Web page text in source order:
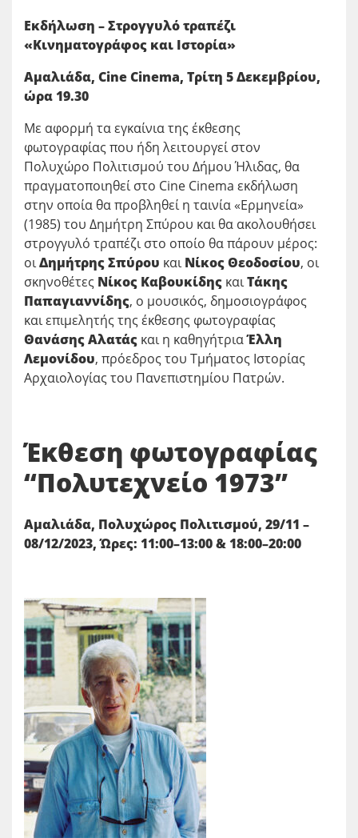
Εκδήλωση – Στρογγυλό τραπέζι
«Κινηματογράφος και Ιστορία»
Αμαλιάδα, CineCinema, Τρίτη 5 Δεκεμβρίου,
ώρα 19.30
Με αφορμή τα εγκαίνια της έκθεσης
φωτογραφίας που ήδη λειτουργεί στον
Πολυχώρο Πολιτισμού του Δήμου Ήλιδας, θα
πραγματοποιηθεί στο Cine Cinema εκδήλωση
στην οποία θα προβληθεί η ταινία «Ερμηνεία»
(1985) του Δημήτρη Σπύρου και θα ακολουθήσει
στρογγυλό τραπέζι στο οποίο θα πάρουν μέρος:
οιΔημήτρης Σπύρου καιΝίκος Θεοδοσίου, οι
σκηνοθέτες Νίκος Καβουκίδης καιΤάκης
Παπαγιαννίδης, ο μουσικός, δημοσιογράφος
και επιμελητής της έκθεσης φωτογραφίας
Θανάσης Αλατάς και η καθηγήτριαΈλλη
Λεμονίδου, πρόεδρος του Τμήματος Ιστορίας
Αρχαιολογίας του Πανεπιστημίου Πατρών.
Έκθεση φωτογραφίας
“Πολυτεχνείο 1973”
Αμαλιάδα, Πολυχώρος Πολιτισμού, 29/11 –
08/12/2023, Ώρες: 11:00–13:00 & 18:00–20:00